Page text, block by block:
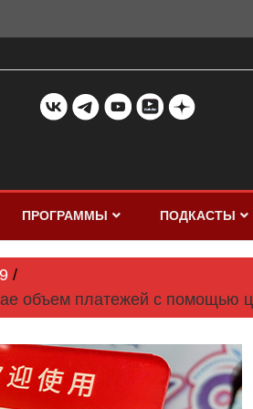
ПРОГРАММЫ ПОДКАСТЫ
объем платежей с